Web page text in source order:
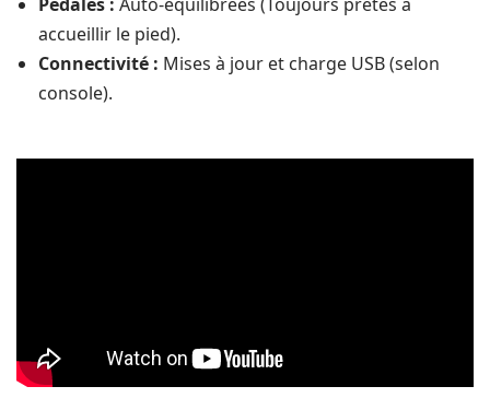
accueillir le pied).
Connectivité : Mises à jour et charge USB (selon
console).